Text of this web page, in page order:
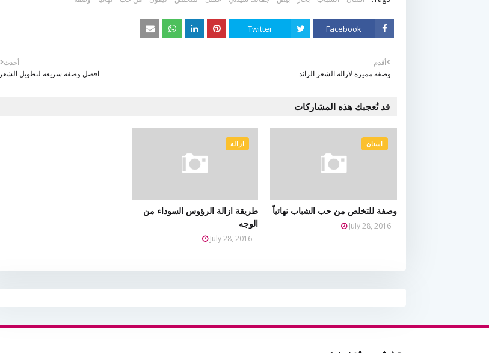
Facebook
Twitter
أحدث
افضل وصفة سريعة لتطويل الشعر
أقدم
وصفة مميزة لازالة الشعر الزائد
قد تُعجبك هذه المشاركات
اسنان
وصفة للتخلص من حب الشباب نهائياً
July 28, 2016
ازالة
طريقة ازالة الرؤوس السوداء من
الوجه
July 28, 2016